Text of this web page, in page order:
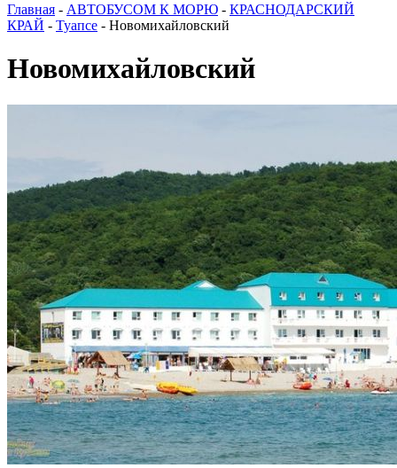
Главная - АВТОБУСОМ К МОРЮ - КРАСНОДАРСКИЙ
КРАЙ - Туапсе - Новомихайловский
Новомихайловский